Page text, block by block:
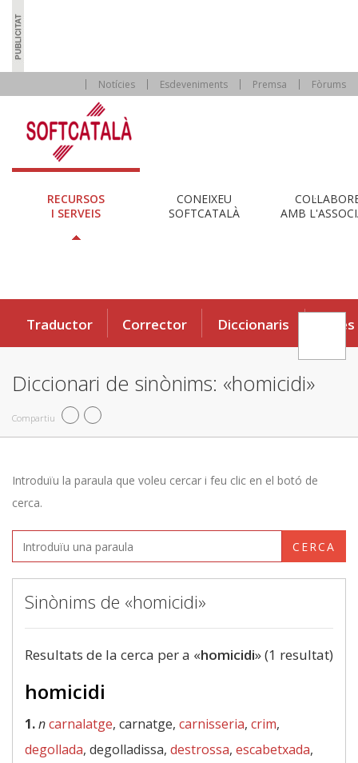
Notícies Esdeveniments Premsa Fòrums
RECURSOS
I SERVEIS
CONEIXEU
SOFTCATALÀ
AMB
Traductor Corrector Diccionaris Eines
Diccionari de sinònims: «homicidi»
Compartiu
Introduïu la paraula que voleu cercar i feu clic en el botó de
cerca.
CERCA
Sinònims de «homicidi»
Resultats de la cerca per a «homicidi» (1 resultat)
homicidi
1.ncarnalatge, carnatge, carnisseria, crim,
degollada, degolladissa, destrossa, escabetxada,